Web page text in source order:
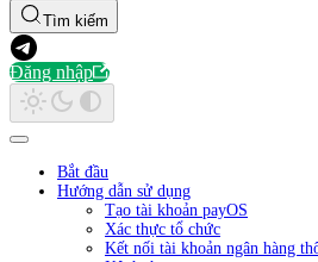
Tìm kiếm
Đăng nhập
Bắt đầu
Hướng dẫn sử dụng
Tạo tài khoản payOS
Xác thực tổ chức
Kết nối tài khoản ngân hàng